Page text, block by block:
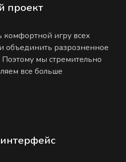
проект
игру всех
объединить разрозненное
мы стремительно
все больше